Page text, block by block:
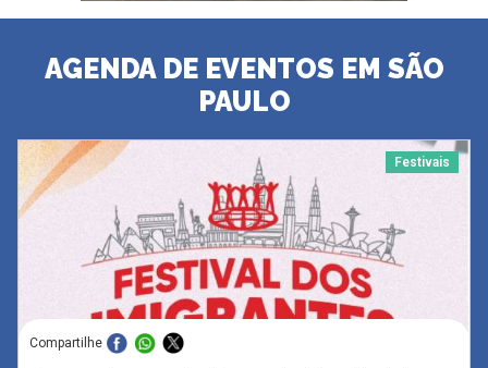
AGENDA DE EVENTOS EM SÃO
PAULO
Festivais
Compartilhe